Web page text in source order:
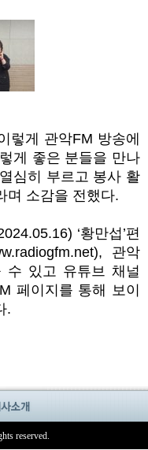
렇게 관악FM 방송에
게 좋은 분들을 만나
심히 부르고 봉사 활
며 소감을 전했다.
‘황만섭 ’편
관악
수 있고 유튜브 채널
페이지를 통해 보이
.
reserved.